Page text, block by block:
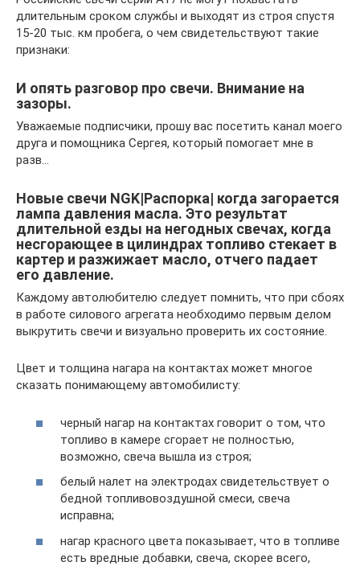
длительным сроком службы и выходят из строя спустя
15-20 тыс. км пробега, о чем свидетельствуют такие
признаки:
И опять разговор про свечи. Внимание на
зазоры.
Уважаемые подписчики, прошу вас посетить канал моего
друга и помощника Сергея, который помогает мне в
разв…
Новые свечи NGK|Распорка| когда загорается
лампа давления масла. Это результат
длительной езды на негодных свечах, когда
несгорающее в цилиндрах топливо стекает в
картер и разжижает масло, отчего падает
его давление.
Каждому автолюбителю следует помнить, что при сбоях
в работе силового агрегата необходимо первым делом
выкрутить свечи и визуально проверить их состояние.
Цвет и толщина нагара на контактах может многое
сказать понимающему автомобилисту:
черный нагар на контактах говорит о том, что
топливо в камере сгорает не полностью,
возможно, свеча вышла из строя;
белый налет на электродах свидетельствует о
бедной топливовоздушной смеси, свеча
исправна;
нагар красного цвета показывает, что в топливе
есть вредные добавки, свеча, скорее всего,